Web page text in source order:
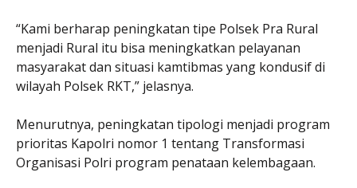
“Kami berharap peningkatan tipe Polsek Pra Rural
menjadi Rural itu bisa meningkatkan pelayanan
masyarakat dan situasi kamtibmas yang kondusif di
wilayah Polsek RKT,” jelasnya.
Menurutnya, peningkatan tipologi menjadi program
prioritas Kapolri nomor 1 tentang Transformasi
Organisasi Polri program penataan kelembagaan.